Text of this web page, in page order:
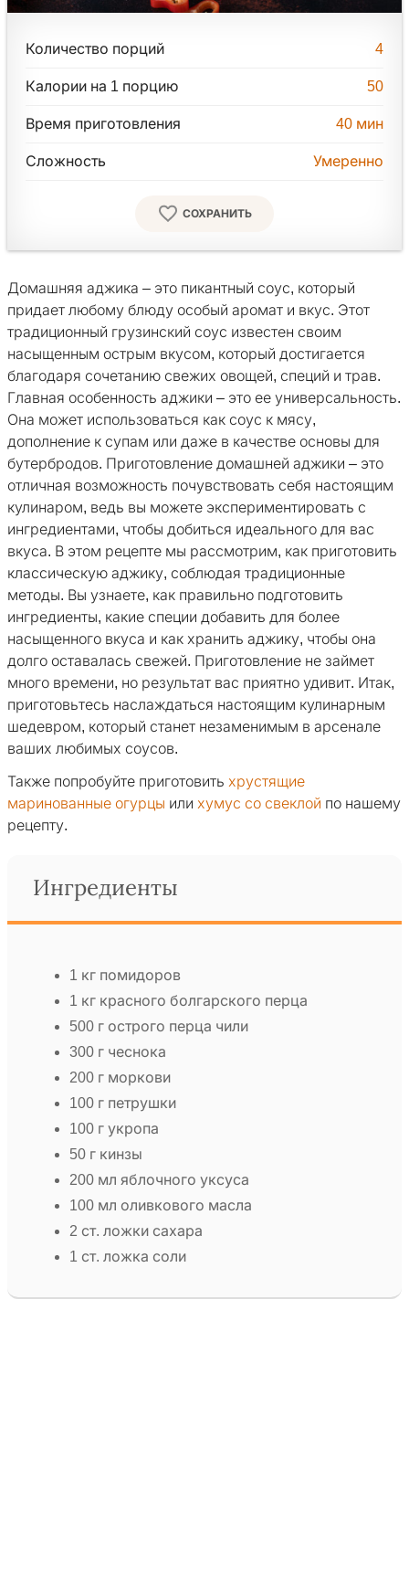
Количество порций 4
Калории на 1 порцию 50
Время приготовления 40 мин
Сложность Умеренно
СОХРАНИТЬ
Домашняя аджика – это пикантный соус, который
придает любому блюду особый аромат и вкус. Этот
традиционный грузинский соус известен своим
насыщенным острым вкусом, который достигается
благодаря сочетанию свежих овощей, специй и трав.
Главная особенность аджики – это ее универсальность.
Она может использоваться как соус к мясу,
дополнение к супам или даже в качестве основы для
бутербродов. Приготовление домашней аджики – это
отличная возможность почувствовать себя настоящим
кулинаром, ведь вы можете экспериментировать с
ингредиентами, чтобы добиться идеального для вас
вкуса. В этом рецепте мы рассмотрим, как приготовить
классическую аджику, соблюдая традиционные
методы. Вы узнаете, как правильно подготовить
ингредиенты, какие специи добавить для более
насыщенного вкуса и как хранить аджику, чтобы она
долго оставалась свежей. Приготовление не займет
много времени, но результат вас приятно удивит. Итак,
приготовьтесь наслаждаться настоящим кулинарным
шедевром, который станет незаменимым в арсенале
ваших любимых соусов.
Также попробуйте приготовить хрустящие
маринованные огурцы или хумус со свеклой по нашему
рецепту.
Ингредиенты
1 кг помидоров
1 кг красного болгарского перца
500 г острого перца чили
300 г чеснока
200 г моркови
100 г петрушки
100 г укропа
50 г кинзы
200 мл яблочного уксуса
100 мл оливкового масла
2 ст. ложки сахара
1 ст. ложка соли